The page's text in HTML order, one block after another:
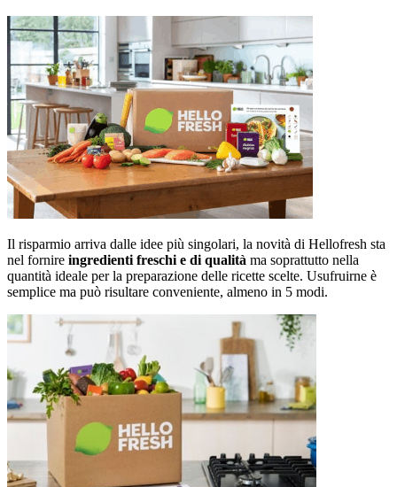
adidas
Unieuro
Il risparmio arriva dalle idee più singolari, la novità di Hellofresh sta
nel fornire ingredienti freschi e di qualità ma soprattutto nella
quantità ideale per la preparazione delle ricette scelte. Usufruirne è
semplice ma può risultare conveniente, almeno in 5 modi.